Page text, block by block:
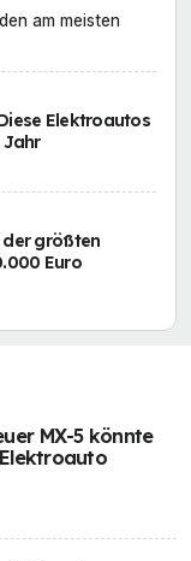
am meisten
Elektroautos
Jahr
größten
Euro
MX-5 könnte